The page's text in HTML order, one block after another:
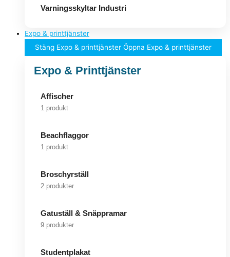
Varningsskyltar Industri
Expo & printtjänster
Stäng Expo & printtjänster Öppna Expo & printtjänster
Expo & Printtjänster
Affischer
1 produkt
Beachflaggor
1 produkt
Broschyrställ
2 produkter
Gatuställ & Snäppramar
9 produkter
Studentplakat